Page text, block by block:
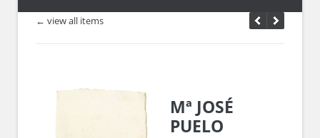
← view all items
Mª JOSÉ
PUELO